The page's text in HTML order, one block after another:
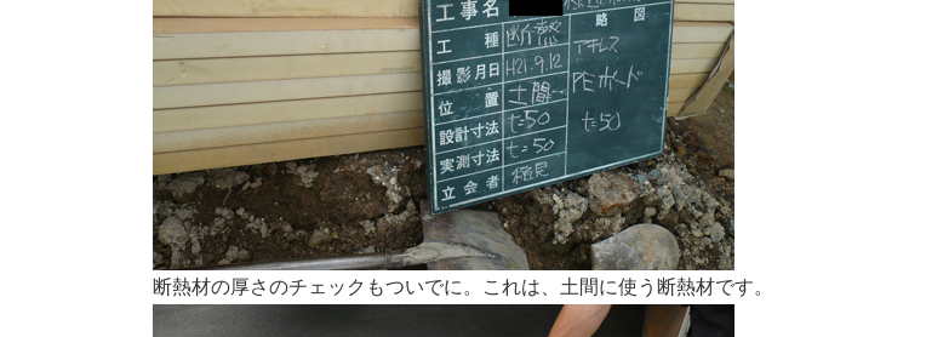
断熱材の厚さのチェックもついでに。これは、土間に使う断熱材です。